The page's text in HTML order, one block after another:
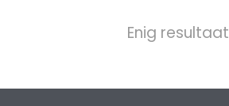
Enig resultaat